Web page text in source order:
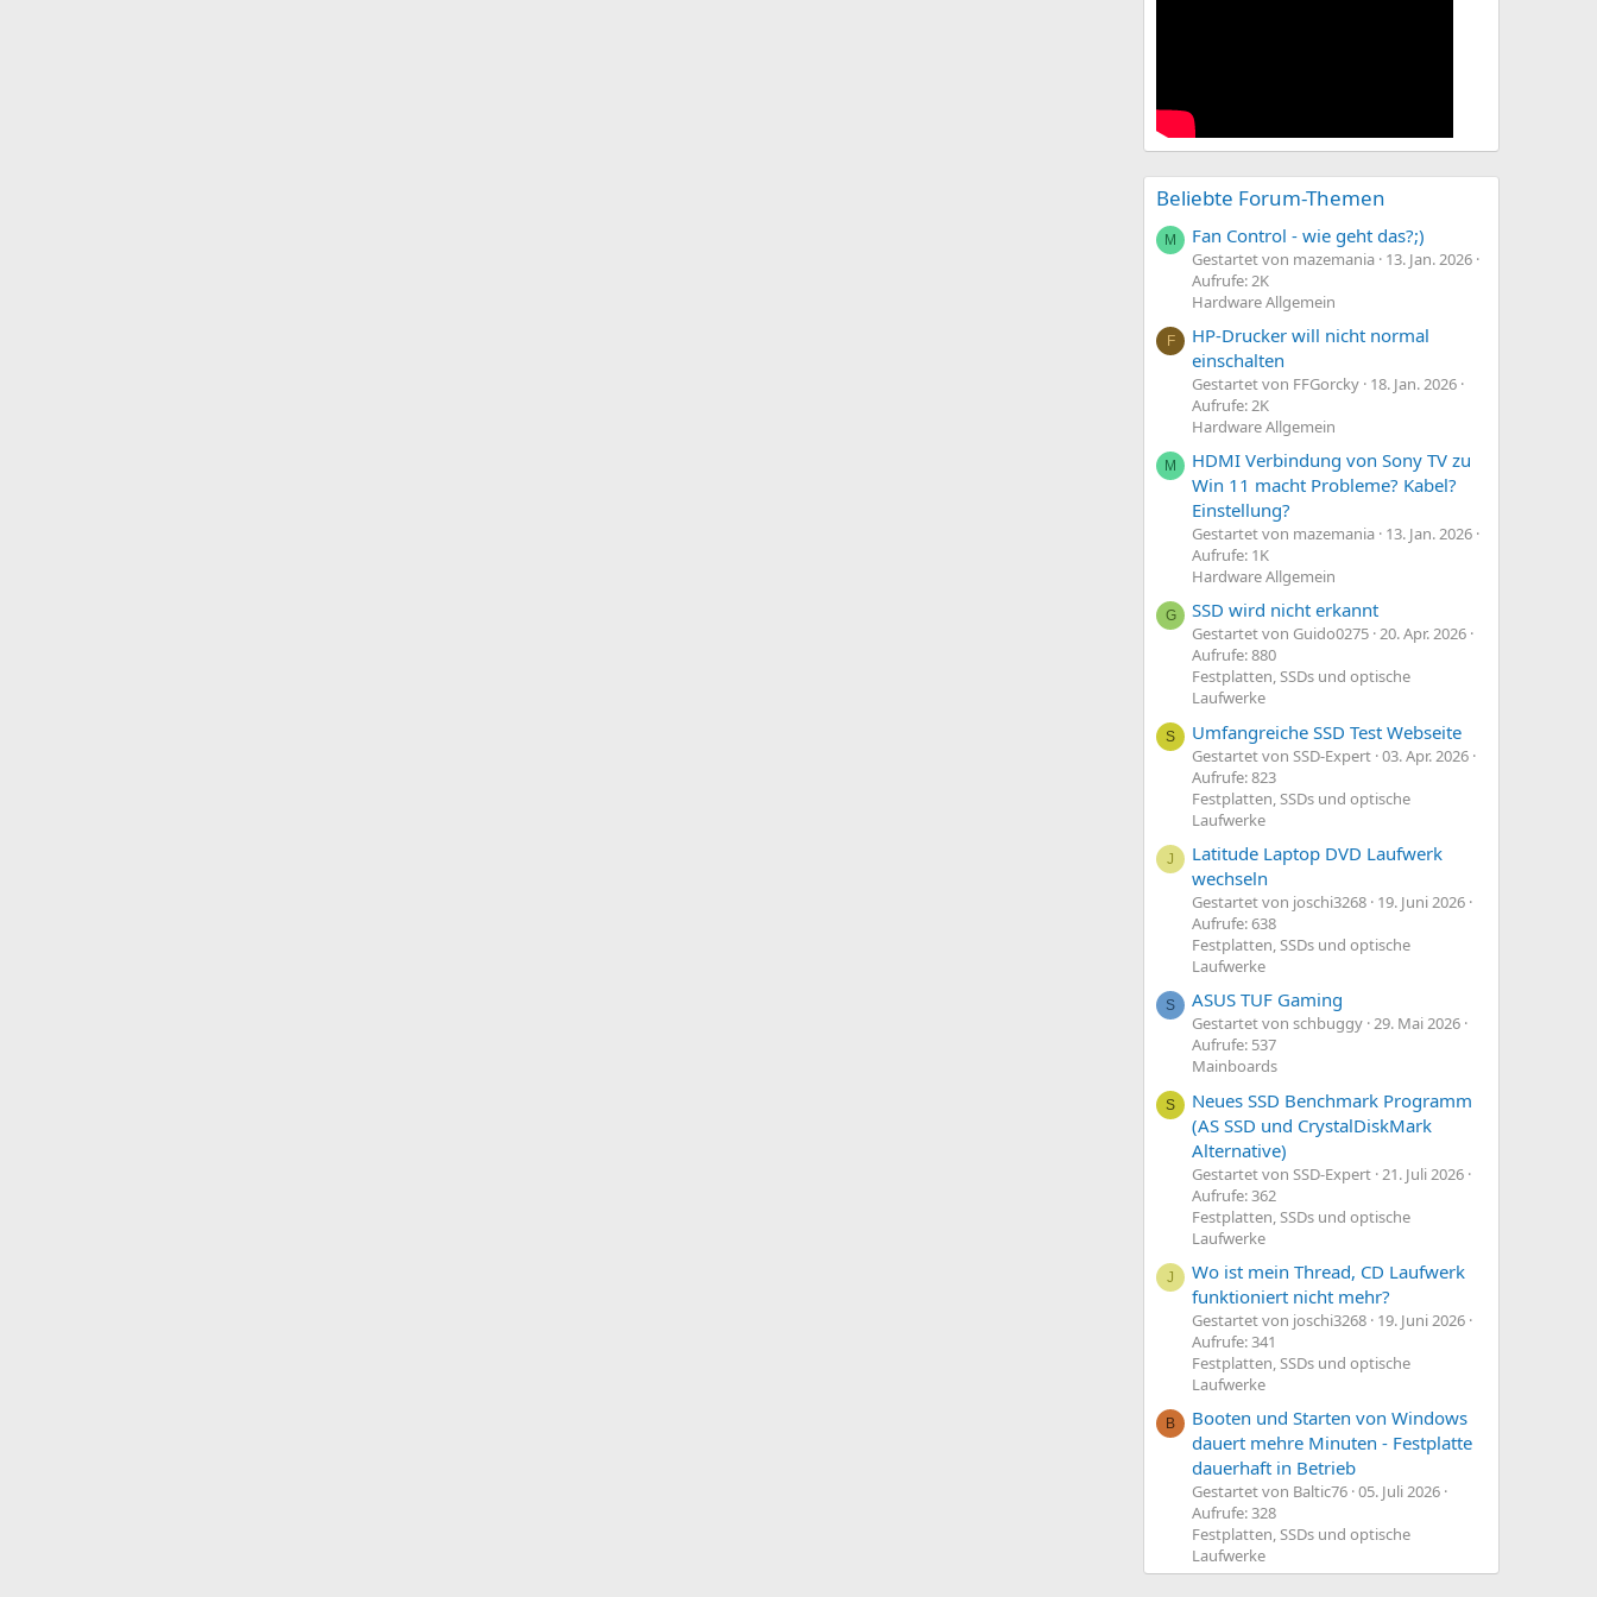
Beliebte Forum-Themen
M Fan Control - wie geht das?;)
Gestartet von mazemania 13. Jan. 2026
Aufrufe: 2K
Hardware Allgemein
F
HP-Drucker will nicht normal
einschalten
Gestartet von FFGorcky 18. Jan. 2026
Aufrufe: 2K
Hardware Allgemein
M
HDMI Verbindung von Sony TV zu
Win 11 macht Probleme? Kabel?
Einstellung?
Gestartet von mazemania 13. Jan. 2026
Aufrufe: 1K
Hardware Allgemein
G SSD wird nicht erkannt
Gestartet von Guido0275 20. Apr. 2026
Aufrufe: 880
Festplatten, SSDs und optische
Laufwerke
S Umfangreiche SSD Test Webseite
Gestartet von SSD-Expert 03. Apr. 2026
Aufrufe: 823
Festplatten, SSDs und optische
Laufwerke
J
Latitude Laptop DVD Laufwerk
wechseln
Gestartet von joschi3268 19. Juni 2026
Aufrufe: 638
Festplatten, SSDs und optische
Laufwerke
S ASUS TUF Gaming
Gestartet von schbuggy 29. Mai 2026
Aufrufe: 537
Mainboards
S
Neues SSD Benchmark Programm
(AS SSD und CrystalDiskMark
Alternative)
Gestartet von SSD-Expert 21. Juli 2026
Aufrufe: 362
Festplatten, SSDs und optische
Laufwerke
J
Wo ist mein Thread, CD Laufwerk
funktioniert nicht mehr?
Gestartet von joschi3268 19. Juni 2026
Aufrufe: 341
Festplatten, SSDs und optische
Laufwerke
B
Booten und Starten von Windows
dauert mehre Minuten - Festplatte
dauerhaft in Betrieb
Gestartet von Baltic76 05. Juli 2026
Aufrufe: 328
Festplatten, SSDs und optische
Laufwerke